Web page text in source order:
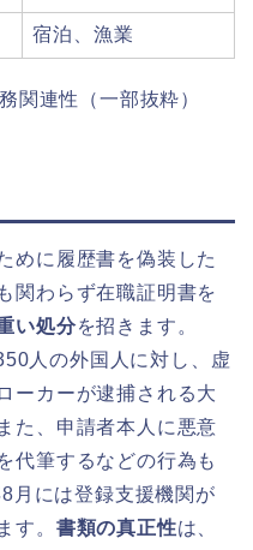
宿泊、漁業
関連性（一部抜粋）
めに履歴書を偽装した
関わらず在職証明書を
い処分を招きます。
人の外国人に対し、虚
ーカーが逮捕される大
た、申請者本人に悪意
代筆するなどの行為も
月には登録支援機関が
す。 書類の真正性は、